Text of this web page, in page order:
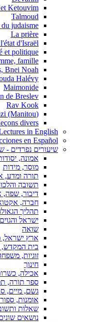
Ketouvim
Talmoud
judaisme
La prière
d'Israël
et politique
famille
Bnei Noah
Halévy
Maimonide
de Breslev
Rav Kook
(Rav Askenazi (Manitou
divers
in English
en Español
שיעורים נפרדים -
אמונה,
מוסר, מידות
תורה ומדע,
תשובה
דיבור, שפה,
חברה,
תהליך
ישראל
שואה
ארץ ישראל,
בית המקדש,
זוגיות,
חינוך
אכילה,
ספר תורה,
גשם, מיים,
אומנות,
שאלות
נושאים